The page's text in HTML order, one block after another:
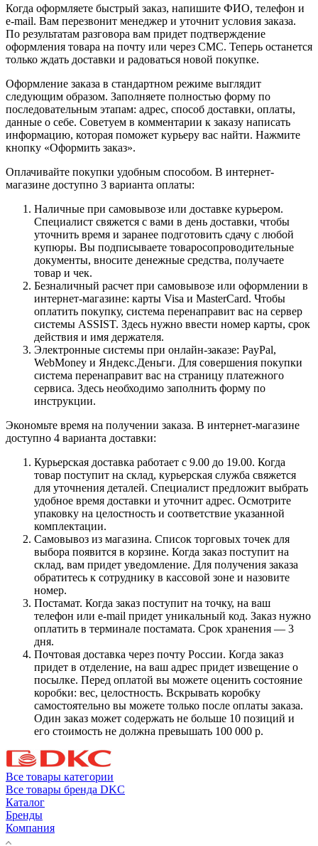
Когда оформляете быстрый заказ, напишите ФИО, телефон и
e-mail. Вам перезвонит менеджер и уточнит условия заказа.
По результатам разговора вам придет подтверждение
оформления товара на почту или через СМС. Теперь останется
только ждать доставки и радоваться новой покупке.
Оформление заказа в стандартном режиме выглядит
следующим образом. Заполняете полностью форму по
последовательным этапам: адрес, способ доставки, оплаты,
данные о себе. Советуем в комментарии к заказу написать
информацию, которая поможет курьеру вас найти. Нажмите
кнопку «Оформить заказ».
Оплачивайте покупки удобным способом. В интернет-
магазине доступно 3 варианта оплаты:
Наличные при самовывозе или доставке курьером.
Специалист свяжется с вами в день доставки, чтобы
уточнить время и заранее подготовить сдачу с любой
купюры. Вы подписываете товаросопроводительные
документы, вносите денежные средства, получаете
товар и чек.
Безналичный расчет при самовывозе или оформлении в
интернет-магазине: карты Visa и MasterCard. Чтобы
оплатить покупку, система перенаправит вас на сервер
системы ASSIST. Здесь нужно ввести номер карты, срок
действия и имя держателя.
Электронные системы при онлайн-заказе: PayPal,
WebMoney и Яндекс.Деньги. Для совершения покупки
система перенаправит вас на страницу платежного
сервиса. Здесь необходимо заполнить форму по
инструкции.
Экономьте время на получении заказа. В интернет-магазине
доступно 4 варианта доставки:
Курьерская доставка работает с 9.00 до 19.00. Когда
товар поступит на склад, курьерская служба свяжется
для уточнения деталей. Специалист предложит выбрать
удобное время доставки и уточнит адрес. Осмотрите
упаковку на целостность и соответствие указанной
комплектации.
Самовывоз из магазина. Список торговых точек для
выбора появится в корзине. Когда заказ поступит на
склад, вам придет уведомление. Для получения заказа
обратитесь к сотруднику в кассовой зоне и назовите
номер.
Постамат. Когда заказ поступит на точку, на ваш
телефон или e-mail придет уникальный код. Заказ нужно
оплатить в терминале постамата. Срок хранения — 3
дня.
Почтовая доставка через почту России. Когда заказ
придет в отделение, на ваш адрес придет извещение о
посылке. Перед оплатой вы можете оценить состояние
коробки: вес, целостность. Вскрывать коробку
самостоятельно вы можете только после оплаты заказа.
Один заказ может содержать не больше 10 позиций и
его стоимость не должна превышать 100 000 р.
Все товары категории
Все товары бренда DKC
Каталог
Бренды
Компания